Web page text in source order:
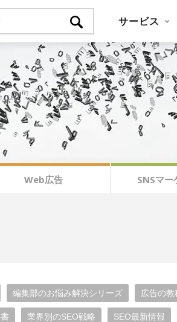
サービス
Web広告 SNSマー
編集部のお悩み解決シリーズ 広告の教
業界別のSEO戦略 SEO最新情報